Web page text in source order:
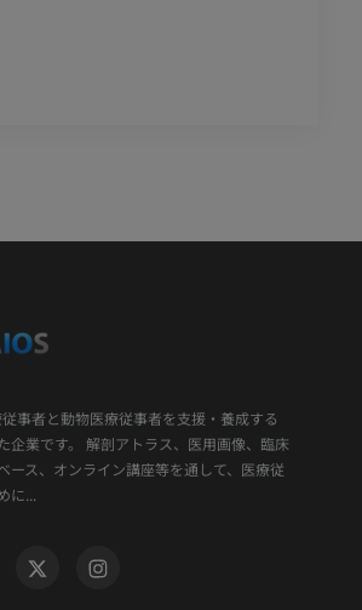
事者と動物医療従事者を支援・養成する
企業です。 解剖アトラス、医用画像、臨床
ース、オンライン講座等を通して、医療従
に...